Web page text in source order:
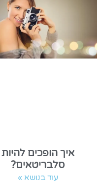
איך הופכים להיות
סלבריטאים?
עוד בנושא »